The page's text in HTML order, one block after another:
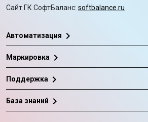
Сайт ГК СофтБаланс: softbalance.ru
Автоматизация chevron_right
Маркировка chevron_right
Поддержка chevron_right
База знаний chevron_right